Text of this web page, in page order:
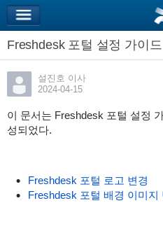
Freshdesk 포털 설정 가이드
설진호 이사
2024-04-15
이 문서는 Freshdesk 포털 설정
성되었다.
Freshdesk 포털 로고 변경
Freshdesk 포털 배경 이미지